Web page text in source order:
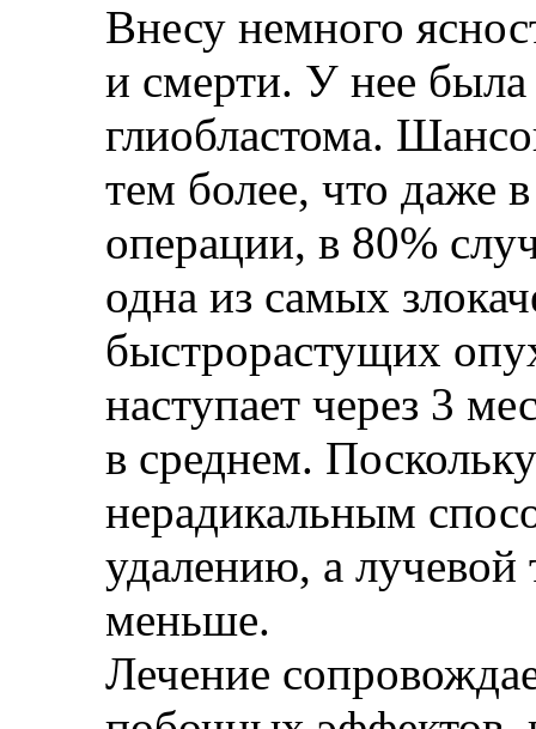
Внесу немного
и смерти. У нее была
глиобластома.
тем более, что даже
операции, в 80%
одна из самых
быстрорастущих
наступает через 3
в среднем.
нерадикальным
удалению, а
меньше.
Лечение